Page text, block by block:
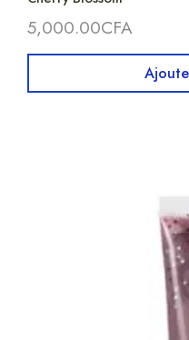
5,000.00CFA